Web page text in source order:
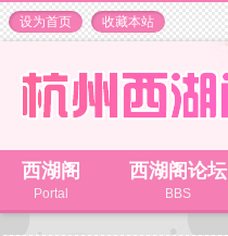
设为首页 收藏本站
西湖阁
Portal
西湖阁论坛
BBS